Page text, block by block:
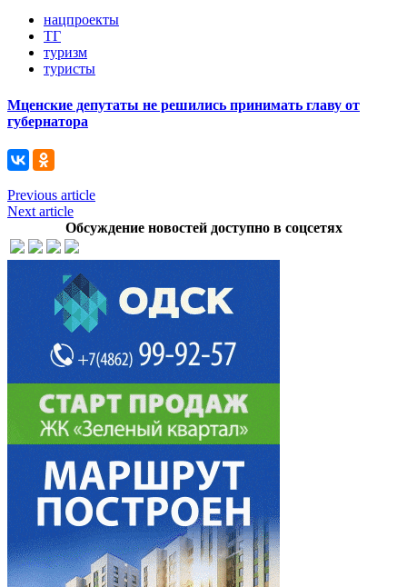
нацпроекты
ТГ
туризм
туристы
Мценские депутаты не решились принимать главу от
губернатора
Previous article
Next article
Обсуждение новостей доступно в соцсетях